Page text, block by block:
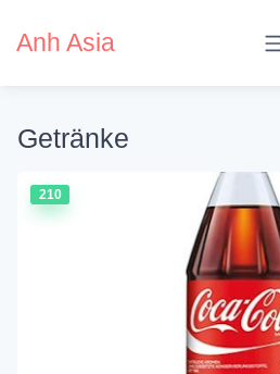
Anh Asia
Getränke
210